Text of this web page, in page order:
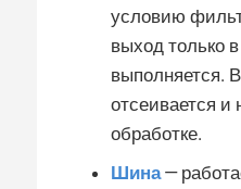
условию
выход только
выполняется.
отсеивается и
обработке.
Шина—